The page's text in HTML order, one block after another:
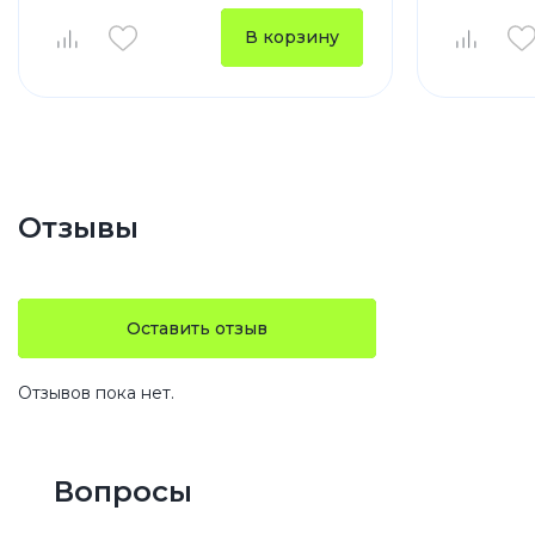
В корзину
Отзывы
Оставить отзыв
Отзывов пока нет.
Вопросы